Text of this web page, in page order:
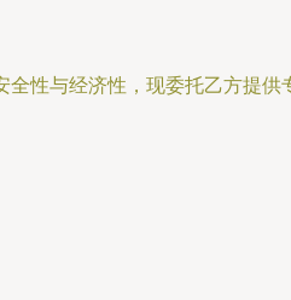
全性与经济性，现委托乙方提